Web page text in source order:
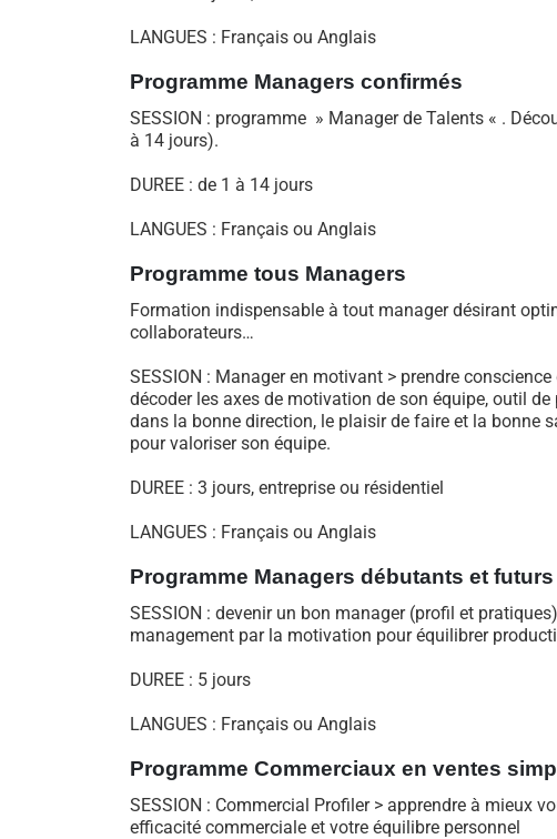
LANGUES : Français ou Anglais
Programme Managers confirmés
SESSION : programme » Manager de Talents « .
à 14 jours).
DUREE : de 1 à 14 jours
LANGUES : Français ou Anglais
Programme tous Managers
Formation indispensable à tout manager désirant
collaborateurs…
SESSION : Manager en motivant > prendre
décoder les axes de motivation de son équipe, outil
dans la bonne direction, le plaisir de faire et la bonne
pour valoriser son équipe.
DUREE : 3 jours, entreprise ou résidentiel
LANGUES : Français ou Anglais
Programme Managers débutants et
SESSION : devenir un bon manager (profil et
management par la motivation pour équilibrer
DUREE : 5 jours
LANGUES : Français ou Anglais
Programme Commerciaux en ventes
SESSION : Commercial Profiler > apprendre à mieux
efficacité commerciale et votre équilibre personnel